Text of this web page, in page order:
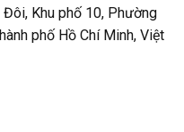
Khu phố 10, Phường
phố Hồ Chí Minh, Việt